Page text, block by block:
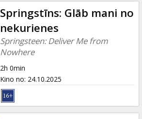
Springstīns: Glāb mani no
nekurienes
Springsteen: Deliver Me from
Nowhere
2h 0min
Kino no: 24.10.2025